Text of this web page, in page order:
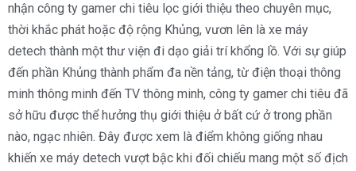
nhận công ty gamer chi tiêu lọc giới thiệu theo chuyên mục,
thời khắc phát hoặc độ rộng Khủng, vươn lên là xe máy
detech thành một thư viện đi dạo giải trí khổng lồ. Với sự giúp
đến phần Khủng thành phẩm đa nền tảng, từ điện thoại thông
minh thông minh đến TV thông minh, công ty gamer chi tiêu đã
sở hữu được thể hưởng thụ giới thiệu ở bất cứ ở trong phần
nào, ngạc nhiên. Đây được xem là điểm không giống nhau
khiến xe máy detech vượt bậc khi đối chiếu mang một số địch